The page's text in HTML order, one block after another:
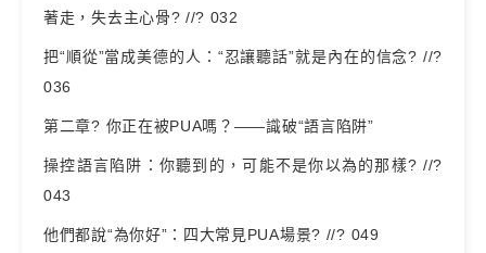
著走，失去主心骨? //? 032
把“順從”當成美德的人：“忍讓聽話”就是內在的信念? //?
036
第二章? 你正在被PUA嗎？——識破“語言陷阱”
操控語言陷阱：你聽到的，可能不是你以為的那樣? //?
043
他們都說“為你好”：四大常見PUA場景? //? 049